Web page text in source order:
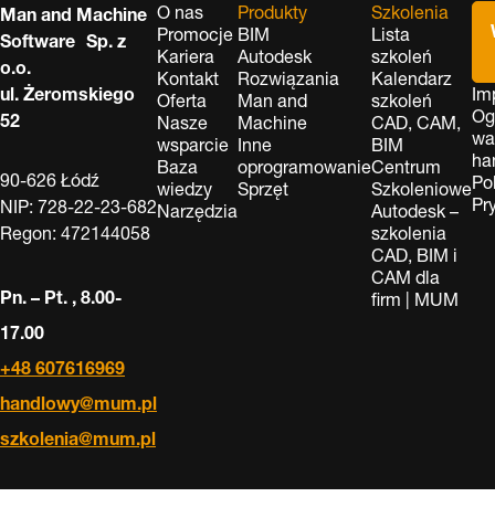
Man and Machine
Software Sp. z
o.o.
ul. Żeromskiego
52
90-626 Łódź
NIP: 728-22-23-682
Regon: 472144058
Pn. – Pt. , 8.00-
17.00
+48 607616969
handlowy@mum.pl
szkolenia@mum.pl
O nas
Promocje
Kariera
Kontakt
Oferta
Nasze
wsparcie
Baza
wiedzy
Narzędzia
Produkty
BIM
Autodesk
Rozwiązania
Man and
Machine
Inne
oprogramowanie
Sprzęt
Szkolenia
Lista
szkoleń
Kalendarz
szkoleń
CAD, CAM,
BIM
Centrum
Szkoleniowe
Autodesk –
szkolenia
CAD, BIM i
CAM dla
firm | MUM